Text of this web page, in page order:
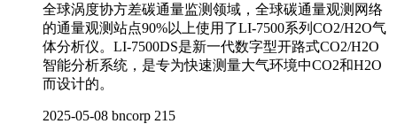
全球涡度协方差碳通量监测领域，全球碳通量观测网络
的通量观测站点90%以上使用了LI-7500系列CO2/H2O气
体分析仪。LI-7500DS是新一代数字型开路式CO2/H2O
智能分析系统，是专为快速测量大气环境中CO2和H2O
而设计的。
2025-05-08 bncorp 215